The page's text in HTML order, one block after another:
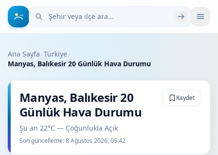
Şehir veya ilçe ara
Ana Sayfa ›Türkiye›
Manyas, Balıkesir 20 Günlük Hava Durumu
Manyas, Balıkesir 20
Günlük Hava Durumu
Şu an 22°C — Çoğunlukla Açık
Son güncelleme:8 Ağustos 2026, 05:42
Kaydet